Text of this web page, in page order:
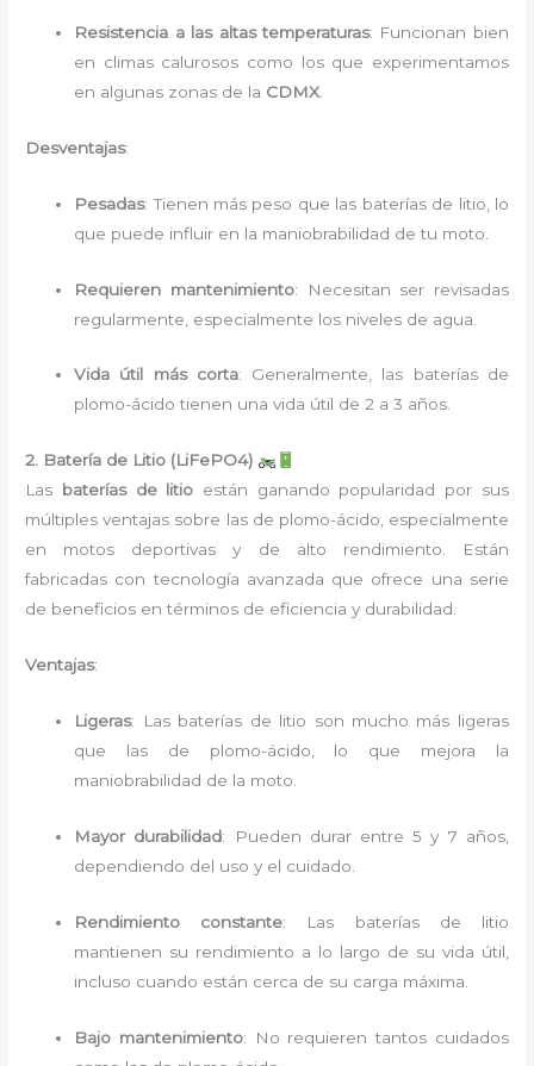
Resistencia a las altas temperaturas: Funcionan bien
en climas calurosos como los que experimentamos
en algunas zonas de la CDMX
Desventajas:
Pesadas: Tienen más peso que las baterías de litio, lo
que puede influir en la maniobrabilidad de tu moto.
Requieren mantenimiento: Necesitan ser revisadas
regularmente, especialmente los niveles de agua.
Vida útil más corta: Generalmente, las baterías de
plomo-ácido tienen una vida útil de 2 a 3 años.
2. Batería de Litio (LiFePO4)
Las baterías de litio están ganando popularidad por sus
múltiples ventajas sobre las de plomo-ácido, especialmente
en motos deportivas y de alto rendimiento. Están
fabricadas con tecnología avanzada que ofrece una serie
de beneficios en términos de eficiencia y durabilidad.
Ventajas:
Ligeras: Las baterías de litio son mucho más ligeras
que las de plomo-ácido, lo que mejora la
maniobrabilidad de la moto.
Mayor durabilidad: Pueden durar entre 5 y 7 años,
dependiendo del uso y el cuidado.
Rendimiento constante: Las baterías de litio
mantienen su rendimiento a lo largo de su vida útil,
incluso cuando están cerca de su carga máxima.
Bajo mantenimiento: No requieren tantos cuidados